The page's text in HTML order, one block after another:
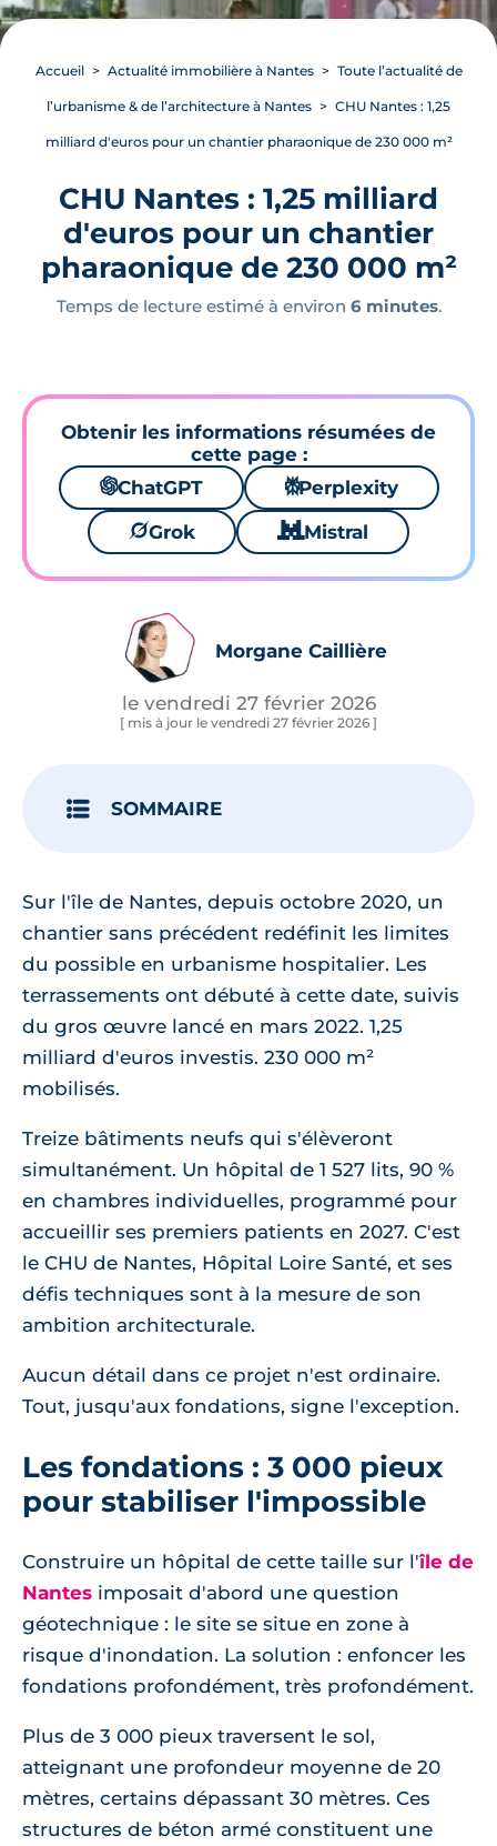
Accueil Actualité immobilière à Nantes Toute l’actualité de
l’urbanisme & de l’architecture à Nantes CHU Nantes : 1,25
milliard d'euros pour un chantier pharaonique de 230 000 m²
CHU Nantes : 1,25 milliard
d'euros pour un chantier
pharaonique de 230 000 m²
Temps de lecture estimé à environ 6 minutes.
Obtenir les informations résumées de
cette page :
🌌ChatGPT ⚙Perplexity
🪐Grok 🐱 Mistral
Morgane Caillière
le vendredi 27 février 2026
[ mis à jour le vendredi 27 février 2026 ]
SOMMAIRE
Sur l'île de Nantes, depuis octobre 2020, un
chantier sans précédent redéfinit les limites
du possible en urbanisme hospitalier. Les
terrassements ont débuté à cette date, suivis
du gros œuvre lancé en mars 2022. 1,25
milliard d'euros investis. 230 000 m²
mobilisés.
Treize bâtiments neufs qui s'élèveront
simultanément. Un hôpital de 1 527 lits, 90 %
en chambres individuelles, programmé pour
accueillir ses premiers patients en 2027. C'est
le CHU de Nantes, Hôpital Loire Santé, et ses
défis techniques sont à la mesure de son
ambition architecturale.
Aucun détail dans ce projet n'est ordinaire.
Tout, jusqu'aux fondations, signe l'exception.
Les fondations : 3 000 pieux
pour stabiliser l'impossible
Construire un hôpital de cette taille sur l'île de
Nantes imposait d'abord une question
géotechnique : le site se situe en zone à
risque d'inondation. La solution : enfoncer les
fondations profondément, très profondément.
Plus de 3 000 pieux traversent le sol,
atteignant une profondeur moyenne de 20
mètres, certains dépassant 30 mètres. Ces
structures de béton armé constituent une